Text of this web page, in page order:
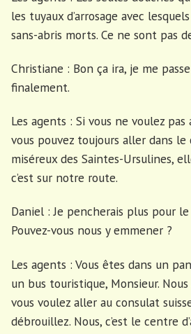
les tuyaux d’arrosage avec
sans-abris morts. Ce ne sont pas
Christiane : Bon ça ira, je me
finalement.
Les agents : Si vous ne voulez pas
vous pouvez toujours aller dans le
miséreux des Saintes-Ursulines,
c’est sur notre route.
Daniel : Je pencherais plus pour
Pouvez-vous nous y emmener ?
Les agents : Vous êtes dans un
un bus touristique, Monsieur.
vous voulez aller au consulat
débrouillez. Nous, c’est le centre